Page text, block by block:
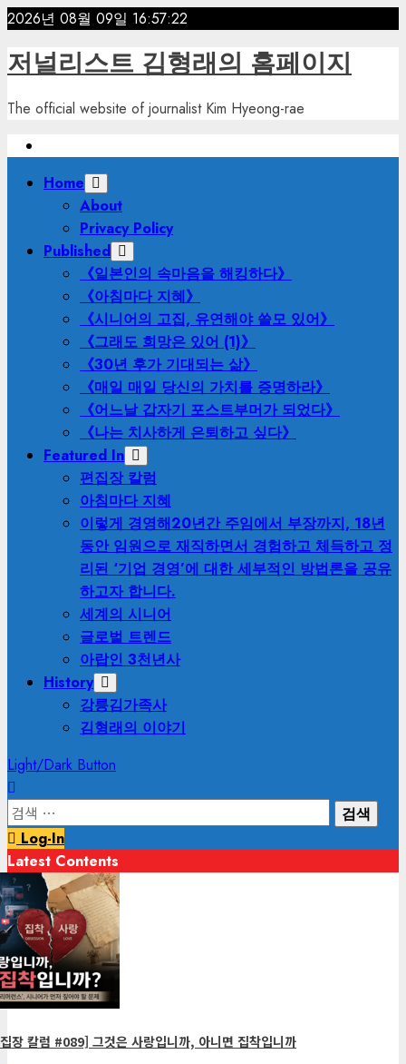
Skip
content
2026년 08월 09일 16:57:24
저널리스트 김형래의 홈페이지
The official website of journalist Kim Hyeong-rae
PrimaryHome
About
Privacy Policy
Published
《일본인의 속마음을 해킹하다》
《아침마다 지혜》
《시니어의 고집, 유연해야 쓸모 있어》
《그래도 희망은 있어 (1)》
《30년 후가 기대되는 삶》
《매일 매일 당신의 가치를 증명하라》
《어느날 갑자기 포스트부머가 되었다》
《나는 치사하게 은퇴하고 싶다》
Featured In
편집장 칼럼
아침마다 지혜
이렇게 경영해20년간 주임에서 부장까지, 18년
동안 임원으로 재직하면서 경험하고 체득하고 정
리된 ‘기업 경영’에 대한 세부적인 방법론을 공유
하고자 합니다.
세계의 시니어
글로벌 트렌드
아랍인 3천년사
History
강릉김가족사
김형래의 이야기
Light/Dark Button
검
색:Log-In
Latest Contents
장 칼럼 #089] 그것은 사랑입니까, 아니면 집착입니까